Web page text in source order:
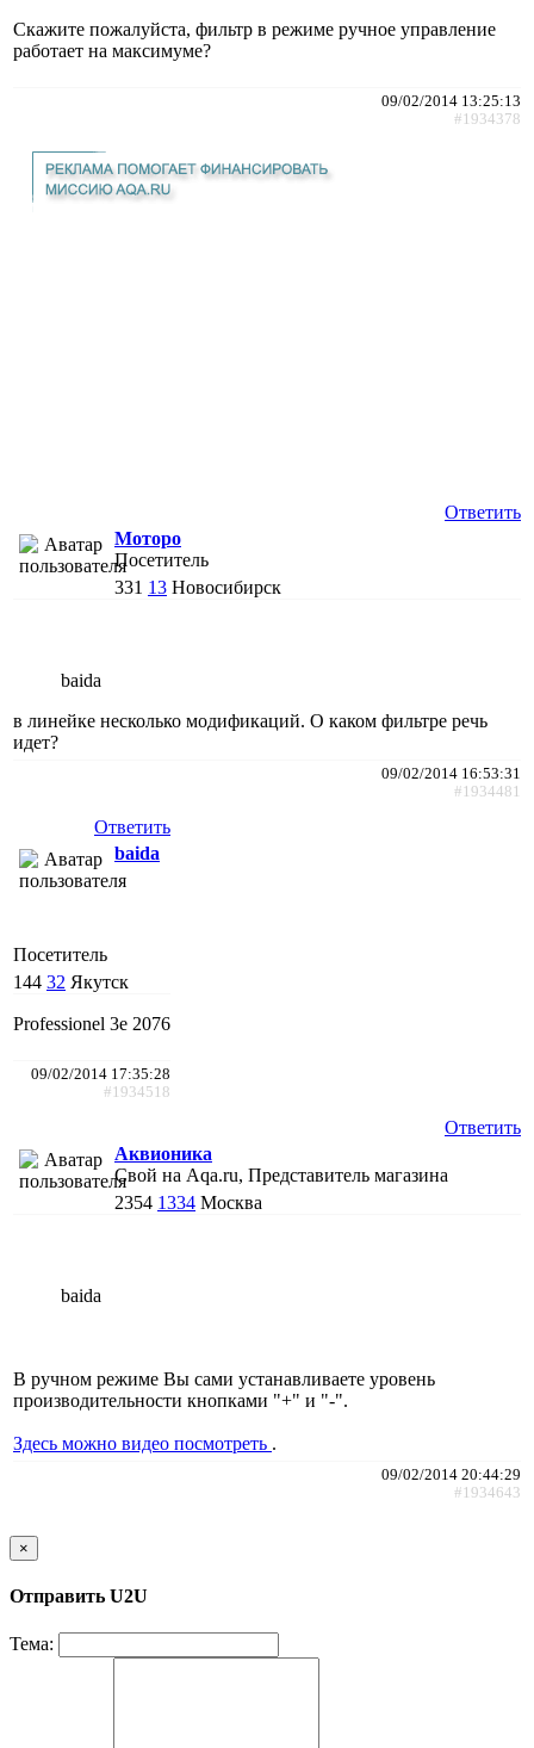
Скажите пожалуйста, фильтр в режиме ручное управление
работает на максимуме?
09/02/2014 13:25:13
#1934378
Ответить
Моторо
Посетитель
331 13 Новосибирск
baida
в линейке несколько модификаций. О каком фильтре речь
идет?
09/02/2014 16:53:31
#1934481
Ответить
baida
Посетитель
144 32 Якутск
Professionel 3e 2076
09/02/2014 17:35:28
#1934518
Ответить
Аквионика
Свой на Aqa.ru, Представитель магазина
2354 1334 Москва
baida
В ручном режиме Вы сами устанавливаете уровень
производительности кнопками "+" и "-".
Здесь можно видео посмотреть .
09/02/2014 20:44:29
#1934643
×
Отправить U2U
Тема: